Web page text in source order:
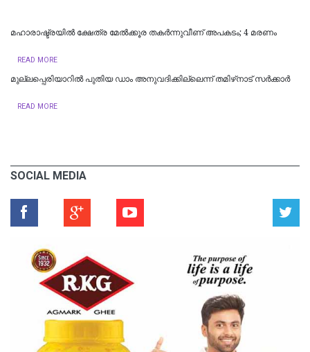
മഹാരാഷ്ട്രയിൽ ക്ഷേത്ര മേൽക്കൂര തകർന്നുവീണ് അപകടം; 4 മരണം
READ MORE
മുല്ലപ്പെരിയാറിൽ പുതിയ ഡാം അനുവദിക്കില്ലെന്ന് തമിഴ്‌നാട് സർക്കാർ
READ MORE
SOCIAL MEDIA